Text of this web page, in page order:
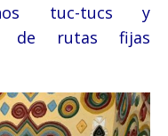
tuc-tucs y
de rutas fijas